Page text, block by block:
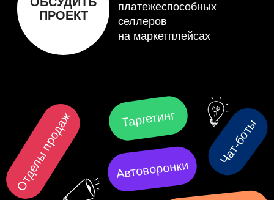
Веб-разработка
Контекстная реклама
Внедрение CRM-систем
Автоворонки
Маркетинг маркетплейсов